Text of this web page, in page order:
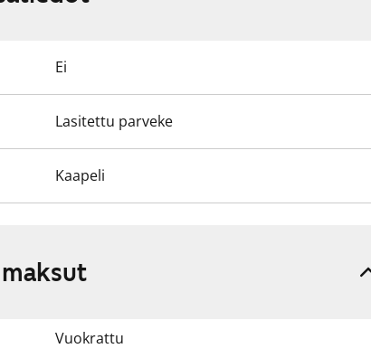
Ei
Lasitettu parveke
Kaapeli
Vuokrattu